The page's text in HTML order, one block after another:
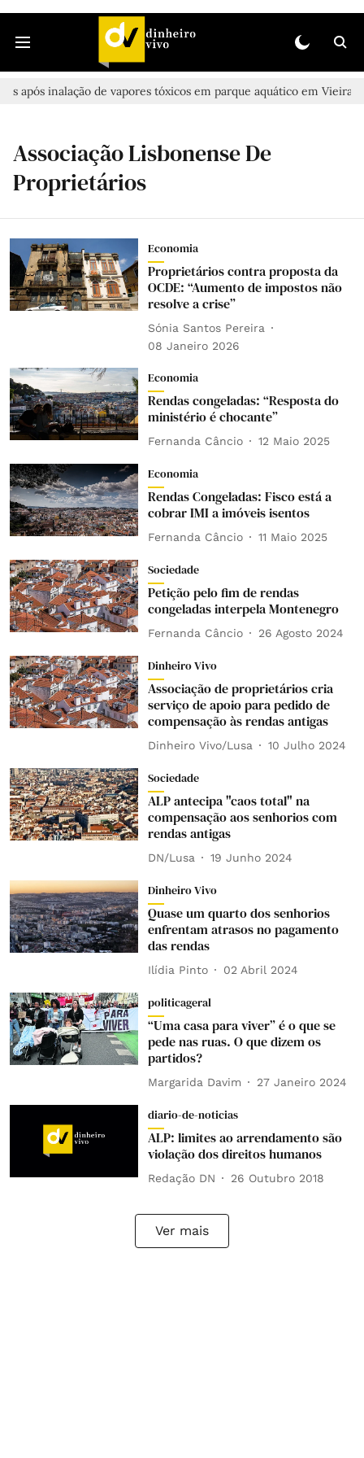
após inalação de vapores tóxicos em parque aquático em Vieira de
Associação Lisbonense De
Proprietários
Economia
Proprietários contra proposta da
OCDE: “Aumento de impostos não
resolve a crise”
Sónia Santos Pereira
08 Janeiro 2026
Economia
Rendas congeladas: “Resposta do
ministério é chocante”
Fernanda Câncio 12 Maio 2025
Economia
Rendas Congeladas: Fisco está a
cobrar IMI a imóveis isentos
Fernanda Câncio 11 Maio 2025
Sociedade
Petição pelo fim de rendas
congeladas interpela Montenegro
Fernanda Câncio 26 Agosto 2024
Dinheiro Vivo
Associação de proprietários cria
serviço de apoio para pedido de
compensação às rendas antigas
Dinheiro Vivo/Lusa 10 Julho 2024
Sociedade
ALP antecipa "caos total" na
compensação aos senhorios com
rendas antigas
DN/Lusa 19 Junho 2024
Dinheiro Vivo
Quase um quarto dos senhorios
enfrentam atrasos no pagamento
das rendas
Ilídia Pinto 02 Abril 2024
politicageral
“Uma casa para viver” é o que se
pede nas ruas. O que dizem os
partidos?
Margarida Davim 27 Janeiro 2024
diario-de-noticias
ALP: limites ao arrendamento são
violação dos direitos humanos
Redação DN 26 Outubro 2018
Ver mais